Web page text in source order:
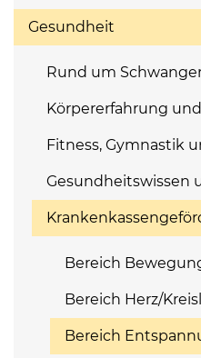
Gesundheit
Rund um
Körpererfahrung
Fitness, Gymnastik
Gesundheitswissen
Bereich
Bereich Herz/
Bereich